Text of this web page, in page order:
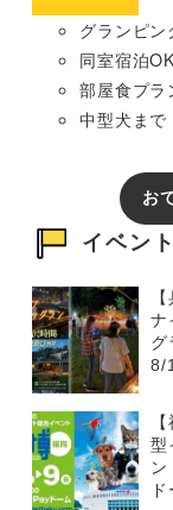
グランピン
同室宿泊OK
部屋食プラ
中型犬まで
お
イベント
ナ
グ
8/
型